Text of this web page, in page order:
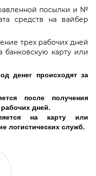
посылки и №
средств на вайбер
трех рабочих дней
карту или
денег происходят за
после получения
дней.
на карту или
логистических служб.